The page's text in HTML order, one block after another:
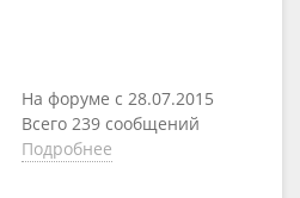
На форуме с 28.07.2015
Всего 239 сообщений
Подробнее